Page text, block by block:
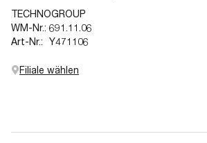
TECHNOGROUP
WM-Nr.: 691.11.06
Art-Nr.: Y471106
Filiale wählen